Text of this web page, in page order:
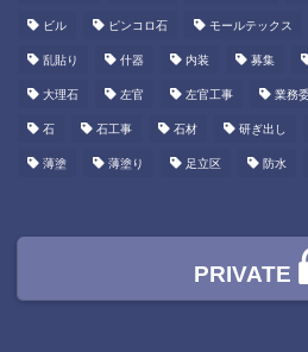
ビル ピンコロ石 モールテックス
乱貼り 什器 内装 募集
大理石 左官 左官工事 業務
石 石工事 石材 研ぎ出し
薄塗 薄塗り 足立区 防水
PRIVATE